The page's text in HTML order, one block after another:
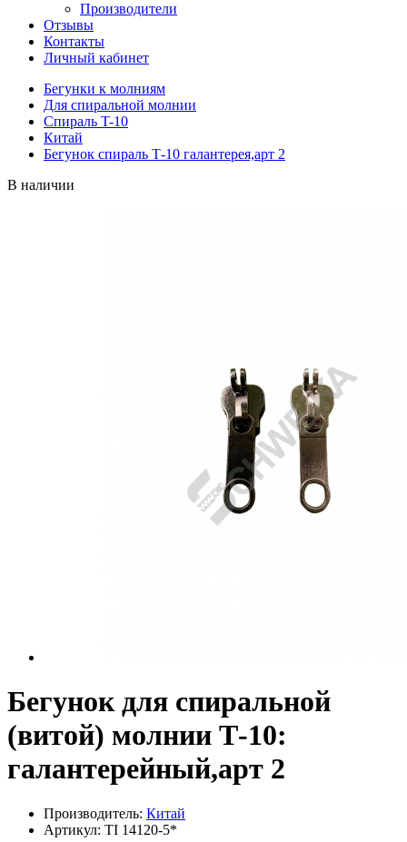
Производители
Отзывы
Контакты
Личный кабинет
Бегунки к молниям
Для спиральной молнии
Спираль T-10
Китай
Бегунок спираль Т-10 галантерея,арт 2
В наличии
Бегунок для спиральной
(витой) молнии Т-10:
галантерейный,арт 2
Производитель: Китай
Артикул: TI 14120-5*